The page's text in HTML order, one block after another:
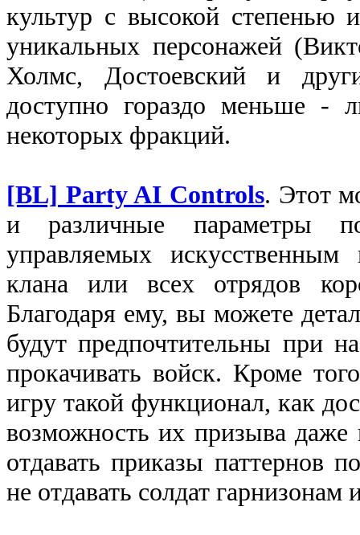
культур с высокой степенью
уникальных персонажей
Холмс, Достоевский и
доступно гораздо меньше -
некоторых фракций.
[BL] Party AI Controls. Этот
и различные параметры
управляемых
клана или всех отрядов
Благодаря ему, вы можете
будут предпочтительны при
прокачивать войск. Кроме
игру такой функционал, как
возможность их призыва
отдавать приказы паттернов
не отдавать солдат гарнизонам